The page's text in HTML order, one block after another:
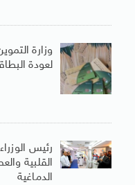
وزارة
لعودة
رئيس
القلبية
الدماغية